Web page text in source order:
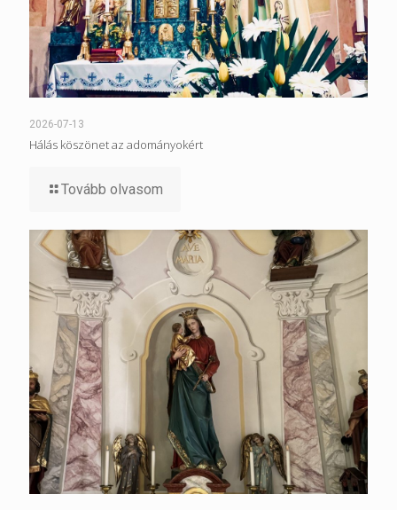
2026-07-13
Hálás köszönet az adományokért
Tovább olvasom